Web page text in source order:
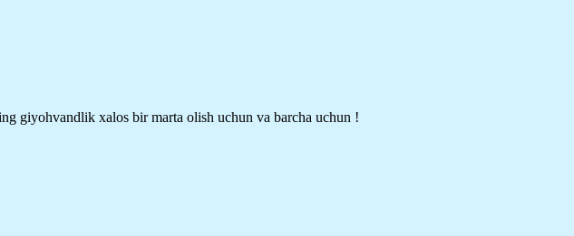
giyohvandlik xalos bir marta olish uchun va barcha uchun !